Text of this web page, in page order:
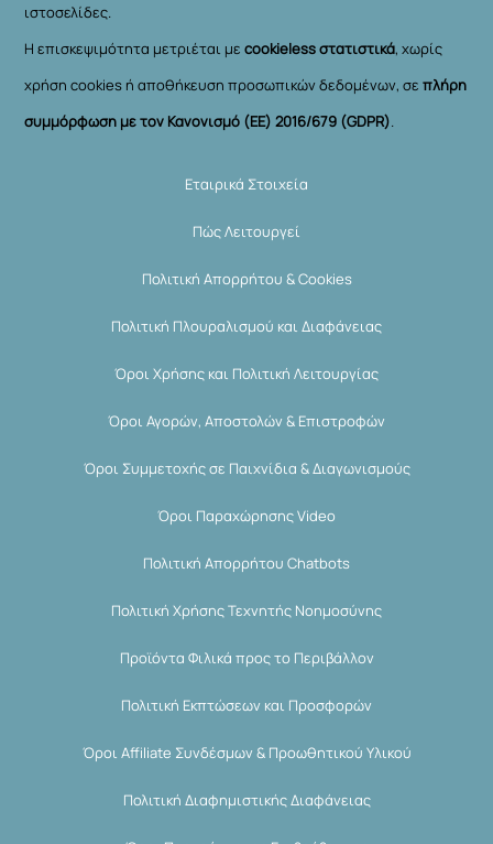
ιστοσελίδες.
Η επισκεψιμότητα μετριέται μεcookieless στατιστικά, χωρίς
χρήση cookies ή αποθήκευση προσωπικών δεδομένων, σεπλήρη
συμμόρφωση με τον Κανονισμό (ΕΕ) 2016/679 (GDPR).
Εταιρικά Στοιχεία
Πώς Λειτουργεί
Πολιτική Απορρήτου & Cookies
Πολιτική Πλουραλισμού και Διαφάνειας
Όροι Χρήσης και Πολιτική Λειτουργίας
Όροι Αγορών, Αποστολών & Επιστροφών
Όροι Συμμετοχής σε Παιχνίδια & Διαγωνισμούς
Όροι Παραχώρησης Video
Πολιτική Απορρήτου Chatbots
Πολιτική Χρήσης Τεχνητής Νοημοσύνης
Προϊόντα Φιλικά προς το Περιβάλλον
Πολιτική Εκπτώσεων και Προσφορών
Όροι Affiliate Συνδέσμων & Προωθητικού Υλικού
Πολιτική Διαφημιστικής Διαφάνειας